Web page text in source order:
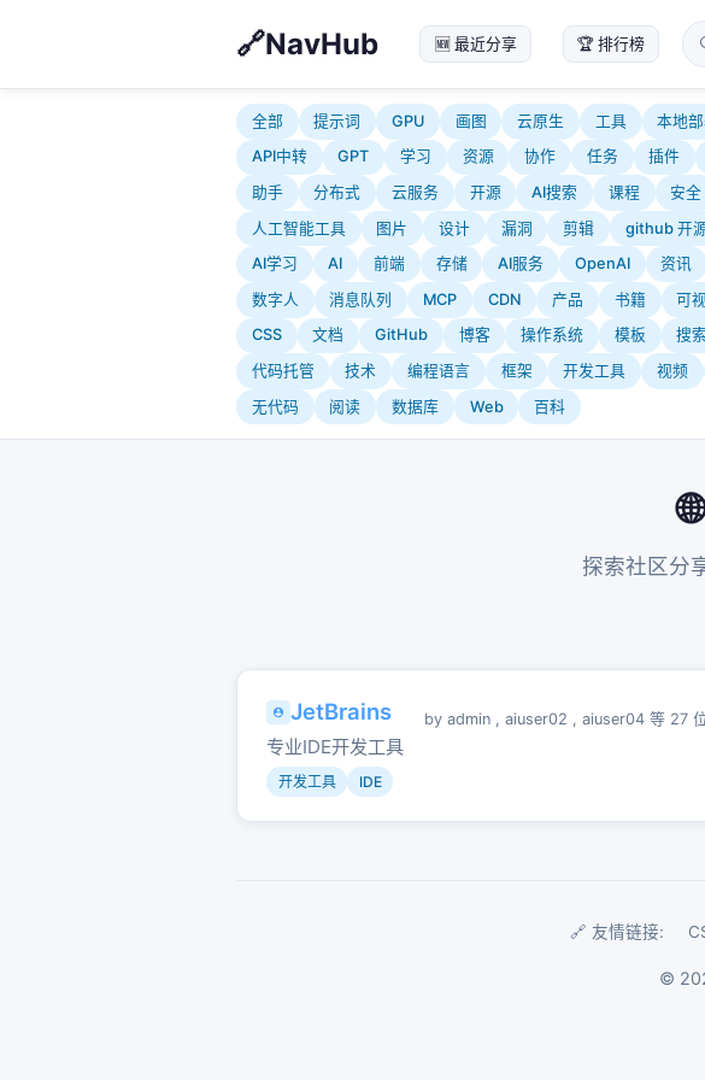
NavHub 🆕 最近分享 🏆 排行榜
全部 提示词 GPU 画图 云原生 工具 本地
API中转
GPT 学习 资源 协作 任务 插件
助手
分布式 云服务 开源 AI搜索 课程 安全
人工智能工具
图片 设计 漏洞 剪辑 github 开
AI学习
AI 前端 存储 AI服务 OpenAI 资讯
数字人
消息队列 MCP CDN 产品 书籍 可
CSS
文档 GitHub 博客 操作系统 模板 搜索
代码托管
技术 编程语言 框架 开发工具 视频
无代码
阅读 数据库 Web 百科
探索社区分
JetBrains by admin , aiuser02 , aiuser04 等 27
专业IDE开发工具
开发工具 IDE
🔗 友情链接:
©